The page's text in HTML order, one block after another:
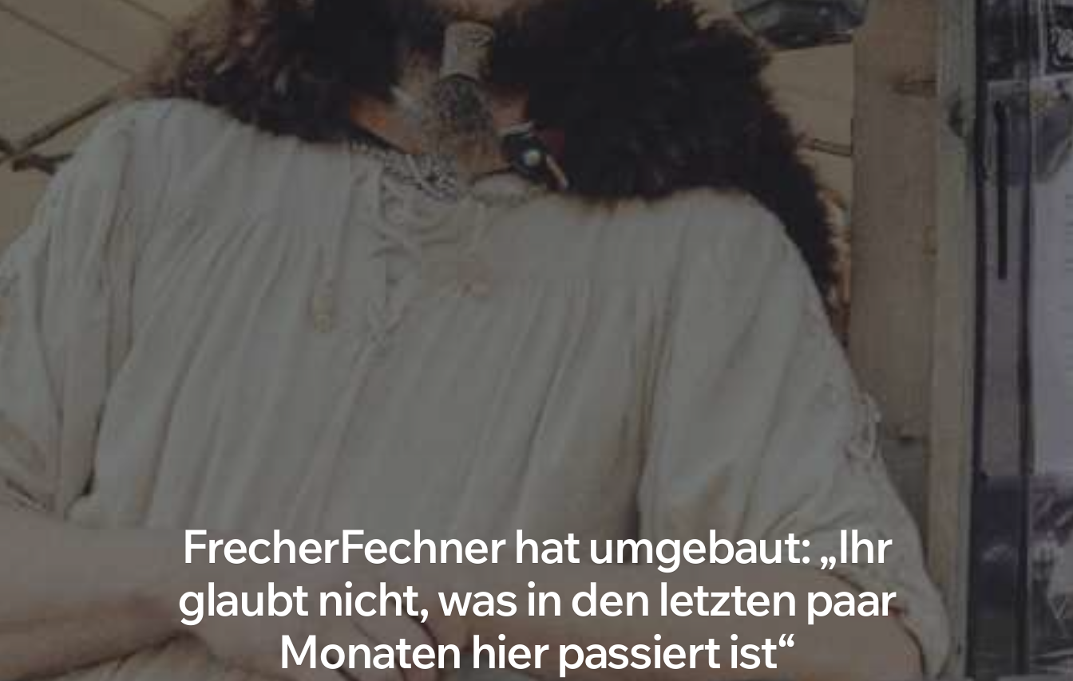
FrecherFechner hat umgebaut: „Ihr
glaubt nicht, was in den letzten paar
Monaten hier passiert ist“